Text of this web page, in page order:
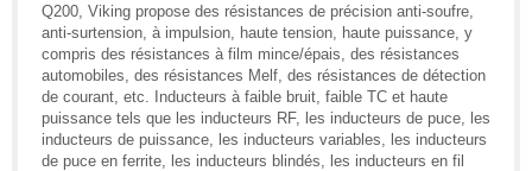
Q200, Viking propose des résistances de précision anti-soufre,
anti-surtension, à impulsion, haute tension, haute puissance, y
compris des résistances à film mince/épais, des résistances
automobiles, des résistances Melf, des résistances de détection
de courant, etc. Inducteurs à faible bruit, faible TC et haute
puissance tels que les inducteurs RF, les inducteurs de puce, les
inducteurs de puissance, les inducteurs variables, les inducteurs
de puce en ferrite, les inducteurs blindés, les inducteurs en fil